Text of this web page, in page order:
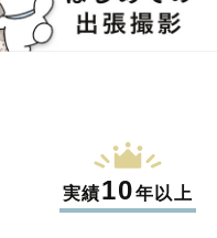
実績10年以上